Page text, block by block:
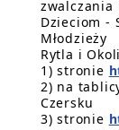
zwalczania
Dzieciom -
Młodzieży
Rytla i
1) stronie
2) na
Czersku
3) stronie